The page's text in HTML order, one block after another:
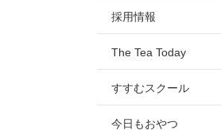
採用情報
The Tea Today
すすむスクール
今日もおやつ